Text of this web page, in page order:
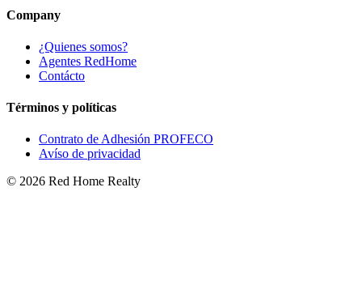
Company
¿Quienes somos?
Agentes RedHome
Contácto
Términos y políticas
Contrato de Adhesión PROFECO
Avíso de privacidad
© 2026 Red Home Realty